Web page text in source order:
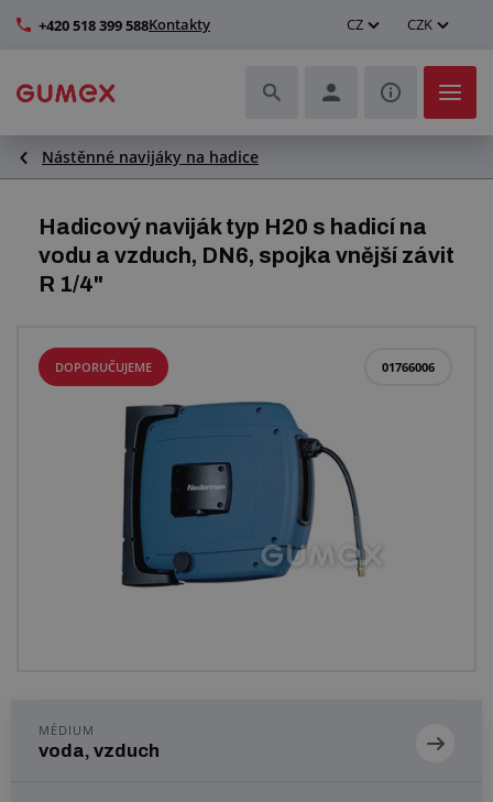
+420 518 399 588Kontakty CZ CZK
Hadice a jejich kompletace
Profily a výroba těsnění
Technické plasty
Zlepšení pracovního prostředí
Další pryžové a plastové výrobky
Centrum poptávek
Nástěnné navijáky na hadice
Hadicový naviják typ H20 s hadicí na
vodu a vzduch, DN6, spojka vnější závit
R 1/4"
01766006
DOPORUČUJEME
MÉDIUM
voda, vzduch